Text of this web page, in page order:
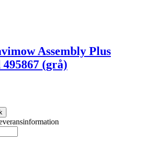
Assembly Plus
(grå)